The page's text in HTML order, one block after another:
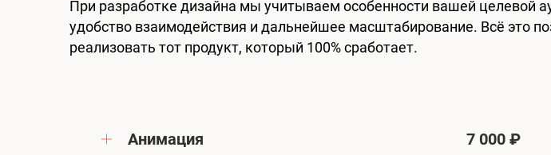
При разработке дизайна мы учитываем особенности вашей целевой
удобство взаимодействия и дальнейшее масштабирование. Всё это
реализовать тот продукт, который 100% сработает.
Анимация 7 000 ₽